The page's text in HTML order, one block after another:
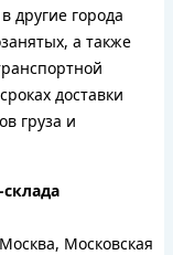
другие города
а также
доставки
груза и
Московская